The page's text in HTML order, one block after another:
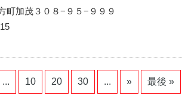
町加茂３０８−９５−９９９
... 10 20 30 ... » 最後 »